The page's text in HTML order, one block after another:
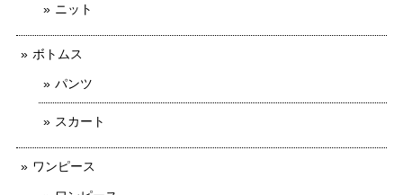
ニット
ボトムス
パンツ
スカート
ワンピース